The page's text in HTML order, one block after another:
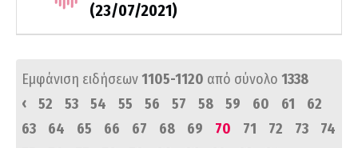
(23/07/2021)
Εμφάνιση ειδήσεων1105-1120 από σύνολο 1338
‹
52 53 54 55 56 57 58 59 60 61
62
63
64 65 66 67 68 69 70 71 72 73
74